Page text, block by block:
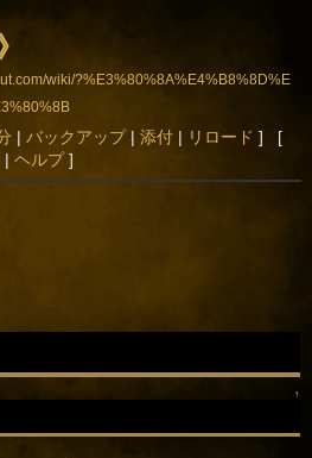
wiki/?%E3%80%8A%E4%B8%8D%E
| バックアップ| 添付| リロード ] [
| ヘルプ]
↑